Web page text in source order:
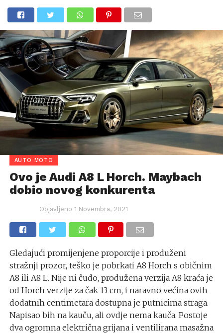
AUTO MOTO
Ovo je Audi A8 L Horch. Maybach
dobio novog konkurenta
Objavljeno 1 Novembra, 2021
Gledajući promijenjene proporcije i produženi
stražnji prozor, teško je pobrkati A8 Horch s običnim
A8 ili A8 L. Nije ni čudo, produžena verzija A8 kraća je
od Horch verzije za čak 13 cm, i naravno većina ovih
dodatnih centimetara dostupna je putnicima straga.
Napisao bih na kauču, ali ovdje nema kauča. Postoje
dva ogromna električna grijana i ventilirana masažna